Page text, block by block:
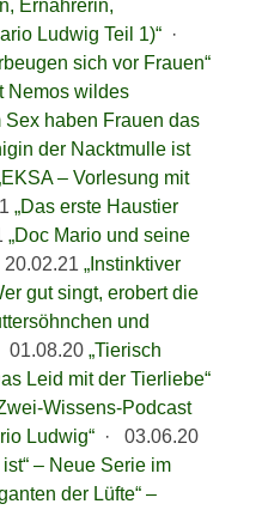
Ernährerin,
Ludwig Teil 1)“·
sich vor Frauen“
Nemos wildes
Sex haben Frauen das
der Nacktmulle ist
– Vorlesung mit
„Das erste Haustier
„Doc Mario und seine
20.02.21 „Instinktiver
gut singt, erobert die
und
01.08.20 „Tierisch
Leid mit der Tierliebe“
Wissens-Podcast
Ludwig“·
03.06.20
– Neue Serie im
der Lüfte“ –